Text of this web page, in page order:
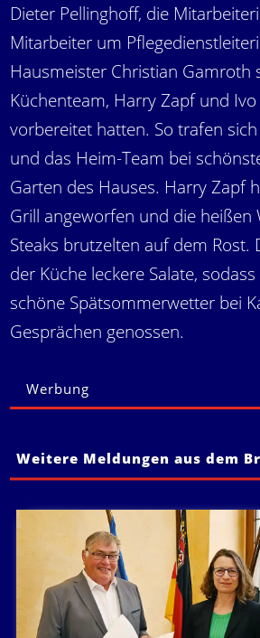
Dieter Pellinghoff, die
Mitarbeiter um
Hausmeister Christian Gamroth
Küchenteam, Harry Zapf und
vorbereitet hatten. So trafen
und das Heim-Team bei
Garten des Hauses. Harry Zapf
Grill angeworfen und die heißen
Steaks brutzelten auf dem Rost.
der Küche leckere Salate,
schöne Spätsommerwetter bei
Gesprächen genossen.
Werbung
Weitere Meldungen aus dem